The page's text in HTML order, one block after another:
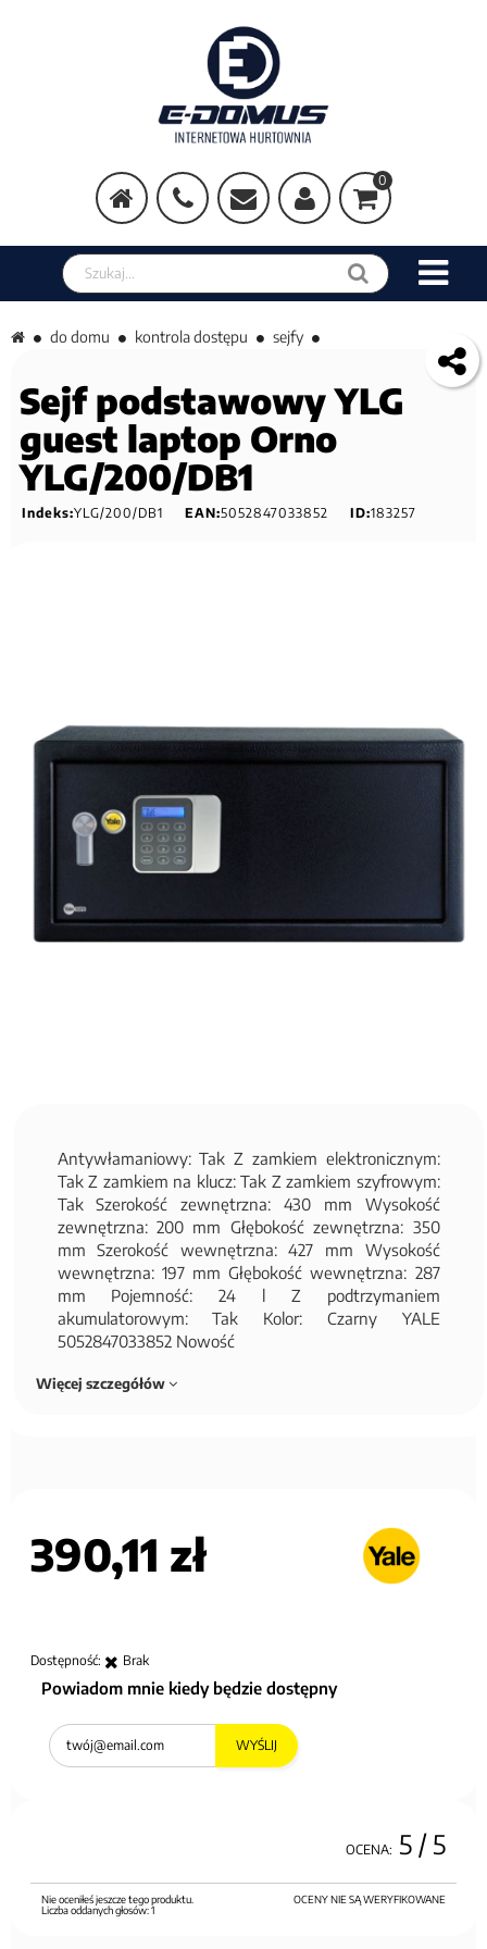
0
Szukaj w sklepie
do domu kontrola dostępu sejfy
Sejf podstawowy YLG
guest laptop Orno
YLG/200/DB1
Indeks:YLG/200/DB1 EAN:5052847033852 ID:183257
Antywłamaniowy: Tak Z zamkiem elektronicznym:
Tak Z zamkiem na klucz: Tak Z zamkiem szyfrowym:
Tak Szerokość zewnętrzna: 430 mm Wysokość
zewnętrzna: 200 mm Głębokość zewnętrzna: 350
mm Szerokość wewnętrzna: 427 mm Wysokość
wewnętrzna: 197 mm Głębokość wewnętrzna: 287
mm Pojemność: 24 l Z podtrzymaniem
akumulatorowym: Tak Kolor: Czarny YALE
5052847033852 Nowość
Więcej szczegółów
390,11 zł
Dostępność: Brak
Powiadom mnie kiedy będzie dostępny
WYŚLIJ
OCENA: 5 / 5
OCENY NIE SĄ WERYFIKOWANE
Nie oceniłeś jeszcze tego produktu.
Liczba oddanych głosów:1